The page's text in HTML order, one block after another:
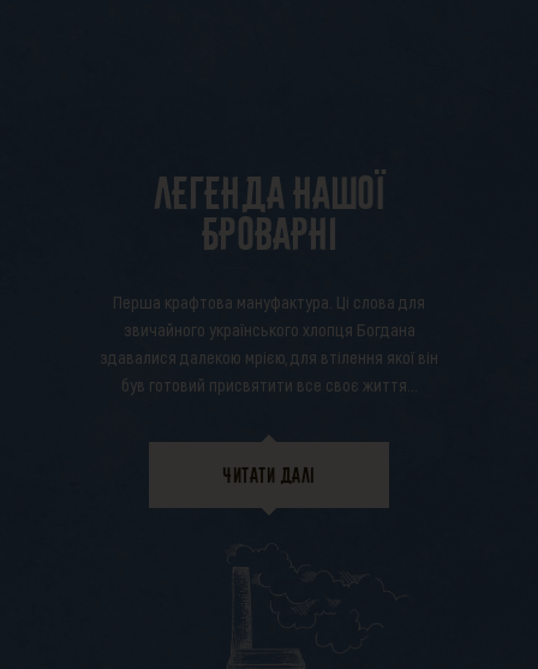
Легенда нашої
Броварні
Перша крафтова мануфактура. Ці слова для
звичайного українського хлопця Богдана
здавалися далекою мрією, для втілення якої він
був готовий присвятити все своє життя...
ЧИТАТИ ДАЛІ